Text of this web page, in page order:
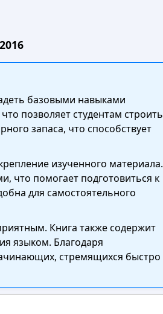
базовыми навыками
позволяет студентам строить
запаса, что способствует
изученного материала.
что помогает подготовиться к
для самостоятельного
Книга также содержит
языком. Благодаря
стремящихся быстро